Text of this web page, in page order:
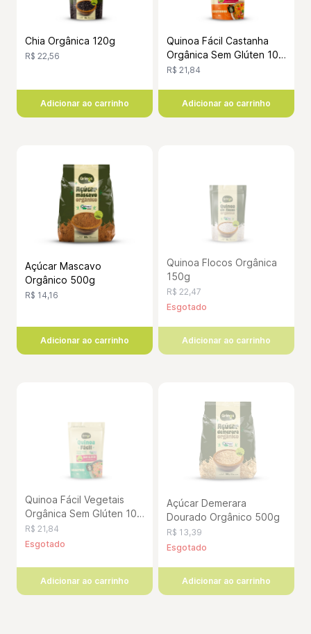
Chia Orgânica 120g
R$ 22,56
Adicionar ao carrinho
Quinoa Fácil Castanha
Orgânica Sem Glúten 100
Gramas
R$ 21,84
Adicionar ao carrinho
Açúcar Mascavo
Orgânico 500g
R$ 14,16
Adicionar ao carrinho
Quinoa Flocos Orgânica
150g
R$ 22,47
Esgotado
Adicionar ao carrinho
Quinoa Fácil Vegetais
Orgânica Sem Glúten 100
Gramas
R$ 21,84
Esgotado
Adicionar ao carrinho
Açúcar Demerara
Dourado Orgânico 500g
R$ 13,39
Esgotado
Adicionar ao carrinho